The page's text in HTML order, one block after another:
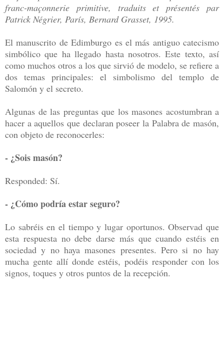
franc-maçonnerie primitive, traduits et présentés par
Patrick Négrier, París, Bernard Grasset, 1995.
El manuscrito de Edimburgo es el más antiguo catecismo
simbólico que ha llegado hasta nosotros. Este texto, así
como muchos otros a los que sirvió de modelo, se refiere a
dos temas principales: el simbolismo del templo de
Salomón y el secreto.
Algunas de las preguntas que los masones acostumbran a
hacer a aquellos que declaran poseer la Palabra de masón,
con objeto de reconocerles:
- ¿Sois masón?
Responded: Sí.
- ¿Cómo podría estar seguro?
Lo sabréis en el tiempo y lugar oportunos. Observad que
esta respuesta no debe darse más que cuando estéis en
sociedad y no haya masones presentes. Pero si no hay
mucha gente allí donde estéis, podéis responder con los
signos, toques y otros puntos de la recepción.